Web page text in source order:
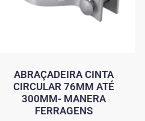
ABRAÇADEIRA CINTA
CIRCULAR 76MM ATÉ
300MM- MANERA
FERRAGENS